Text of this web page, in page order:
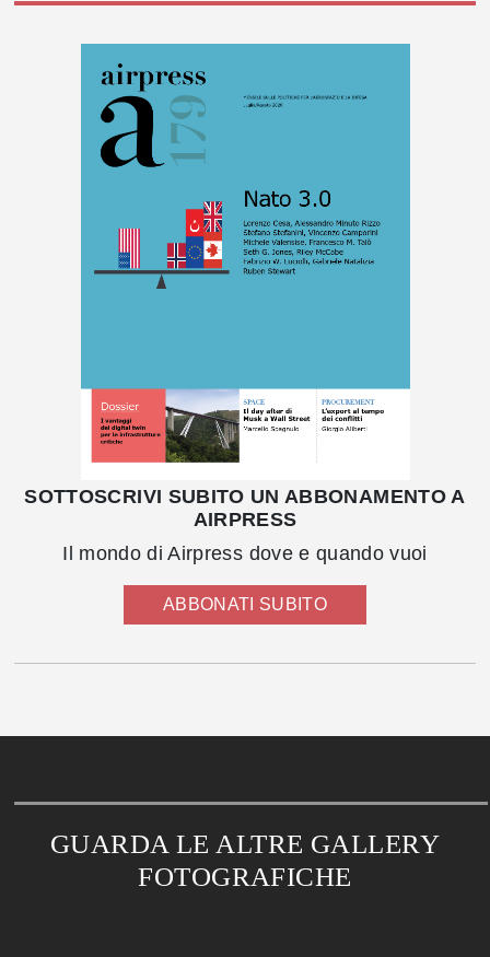
SOTTOSCRIVI SUBITO UN ABBONAMENTO A
AIRPRESS
Il mondo di Airpress dove e quando vuoi
ABBONATI SUBITO
GUARDA LE ALTRE GALLERY
FOTOGRAFICHE